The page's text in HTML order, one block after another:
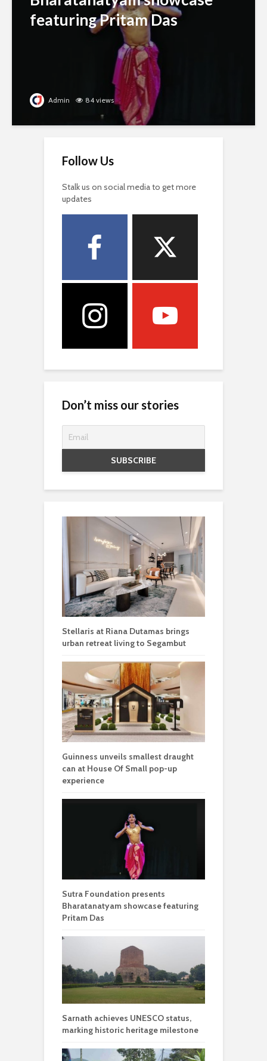
featuring Pritam Das
Admin 84 views
Follow Us
Stalk us on social media to get more
updates
Don’t miss our stories
Stellaris at Riana Dutamas brings
urban retreat living to Segambut
Guinness unveils smallest draught
can at House Of Small pop-up
experience
Sutra Foundation presents
Bharatanatyam showcase featuring
Pritam Das
Sarnath achieves UNESCO status,
marking historic heritage milestone